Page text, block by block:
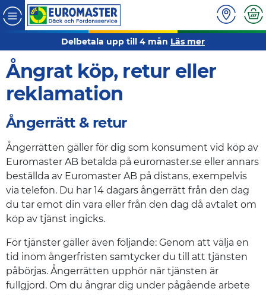
Delbetala upp till 4 mån Läs mer
Ångrat köp, retur eller
reklamation
Ångerrätt & retur
Ångerrätten gäller för dig som konsument vid köp av
Euromaster AB betalda på euromaster.se eller annars
beställda av Euromaster AB på distans, exempelvis
via telefon. Du har 14 dagars ångerrätt från den dag
du tar emot din vara eller från den dag då avtalet om
köp av tjänst ingicks.
För tjänster gäller även följande: Genom att välja en
tid inom ångerfristen samtycker du till att tjänsten
påbörjas. Ångerrätten upphör när tjänsten är
fullgjord. Om du ångrar dig under pågående arbete